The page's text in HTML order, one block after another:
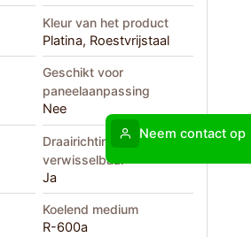
Kleur van het product
Platina, Roestvrijstaal
Geschikt voor
paneelaanpassing
Nee
Draairichting deur
verwisselbaar
Ja
Koelend medium
R-600a
Neem contact op